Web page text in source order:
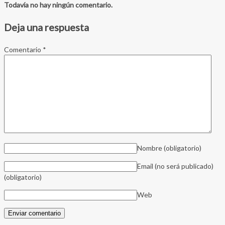
Todavía no hay ningún comentario.
Deja una respuesta
Comentario *
Nombre(obligatorio)
Email (no será publicado)
(obligatorio)
Web